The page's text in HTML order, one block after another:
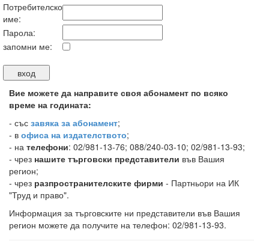
Потребителско
име:
Парола:
запомни ме:
Вие можете да направите своя абонамент по всяко
време на годината:
- със завяка за абонамент;
- в офиса на издателството;
- на телефони: 02/981-13-76; 088/240-03-10; 02/981-13-93;
- чрез нашите търговски представители във Вашия
регион;
- чрез разпространителските фирми - Партньори на ИК
"Труд и право".
Информация за търговските ни представители във Вашия
регион можете да получите на телефон: 02/981-13-93.